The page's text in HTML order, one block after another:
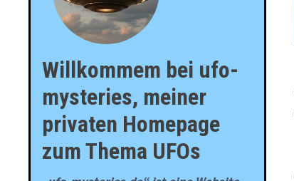
Willkommem bei ufo-
mysteries, meiner
privaten Homepage
zum Thema UFOs